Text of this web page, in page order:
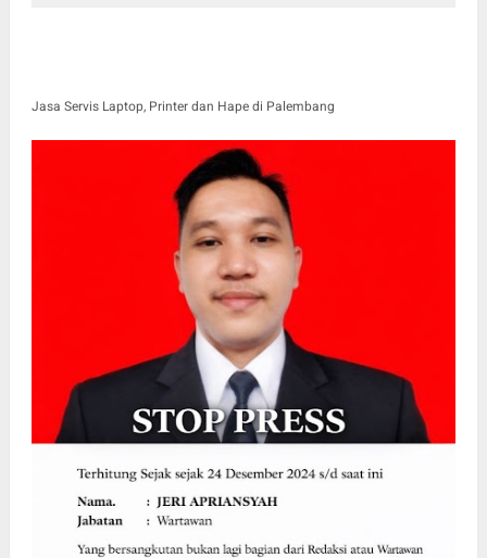
Jasa Servis Laptop, Printer dan Hape di Palembang